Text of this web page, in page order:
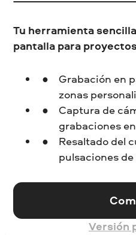
Tu herramienta
pantalla para
Grabación en
zonas
Captura de
grabaciones
Resaltado del
pulsaciones
Versión